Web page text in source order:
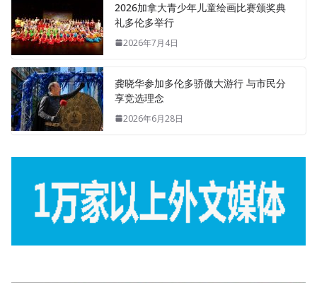
2026加拿大青少年儿童绘画比赛颁奖典
礼多伦多举行
2026年7月4日
龚晓华参加多伦多骄傲大游行 与市民分
享竞选理念
2026年6月28日